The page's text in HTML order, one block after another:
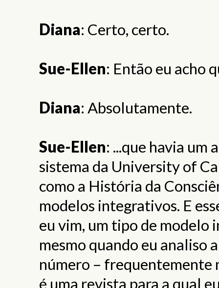
Diana: Certo, certo.
Sue-Ellen: Então eu acho
Diana: Absolutamente.
Sue-Ellen: ...que havia um
sistema da University of
como a História da
modelos integrativos. E
eu vim, um tipo de modelo
mesmo quando eu analiso
número – frequentemente
é uma revista para a qual